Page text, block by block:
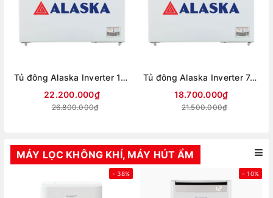
Tủ đông Alaska Inverter 1460 lít HB-1500CI
22.200.000₫
26.800.000₫
Tủ đông Alaska Inverter 742 lít HB-1100CI
18.700.000₫
21.500.000₫
MÁY LỌC KHÔNG KHÍ, MÁY HÚT ẨM
- 38% - 10%